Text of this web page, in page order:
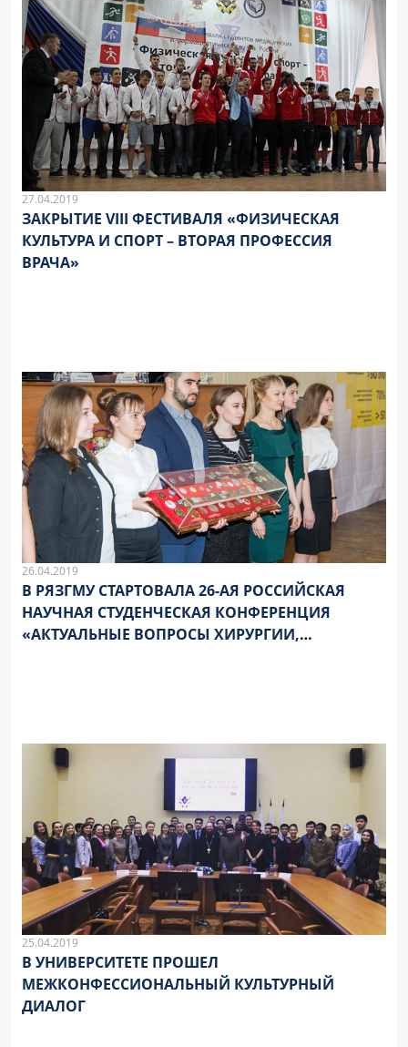
27.04.2019
ЗАКРЫТИЕ VIII ФЕСТИВАЛЯ «ФИЗИЧЕСКАЯ
КУЛЬТУРА И СПОРТ – ВТОРАЯ ПРОФЕССИЯ
ВРАЧА»
26.04.2019
В РЯЗГМУ СТАРТОВАЛА 26-АЯ РОССИЙСКАЯ
НАУЧНАЯ СТУДЕНЧЕСКАЯ КОНФЕРЕНЦИЯ
«АКТУАЛЬНЫЕ ВОПРОСЫ ХИРУРГИИ,
25.04.2019
В УНИВЕРСИТЕТЕ ПРОШЕЛ
МЕЖКОНФЕССИОНАЛЬНЫЙ КУЛЬТУРНЫЙ
ДИАЛОГ